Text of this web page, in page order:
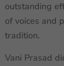
outstanding
of voices and
tradition.
Vani Prasad